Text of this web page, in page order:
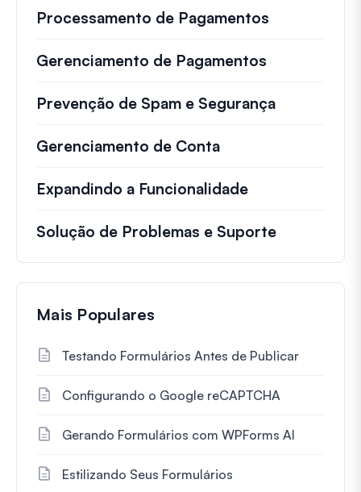
Processamento de Pagamentos
Gerenciamento de Pagamentos
Prevenção de Spam e Segurança
Gerenciamento de Conta
Expandindo a Funcionalidade
Solução de Problemas e Suporte
Mais Populares
Testando Formulários Antes de Publicar
Configurando o Google reCAPTCHA
Gerando Formulários com WPForms AI
Estilizando Seus Formulários